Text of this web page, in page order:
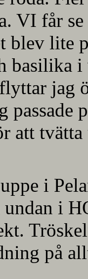
VI får
blev lite
basilika
jag
passade
att
i
undan i
på